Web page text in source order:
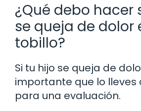
¿Qué debo hacer
se queja de dolor
tobillo?
Si tu hijo se queja de
importante que lo lleves
para una evaluación.